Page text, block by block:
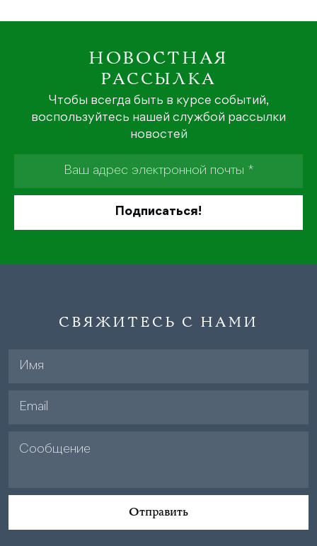
НОВОСТНАЯ
РАССЫЛКА
Чтобы всегда быть в курсе событий,
воспользуйтесь нашей службой рассылки
новостей
СВЯЖИТЕСЬ С НАМИ
Отправить